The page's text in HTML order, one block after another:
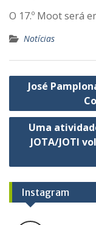
O 17.º Moot será
Notícias
Navegação
artigos
José
Uma
JOTA/JOTI
Instagram